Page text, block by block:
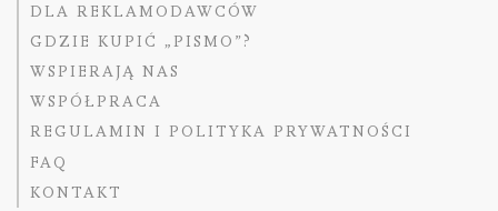
DLA REKLAMODAWCÓW
GDZIE KUPIĆ „PISMO”?
WSPIERAJĄ NAS
WSPÓŁPRACA
REGULAMIN I POLITYKA PRYWATNOŚCI
FAQ
KONTAKT